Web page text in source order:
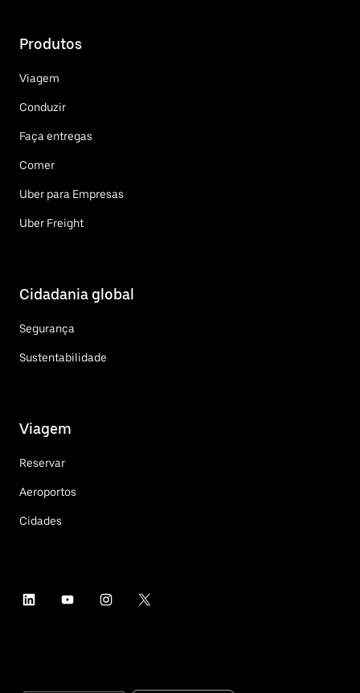
Produtos
Viagem
Conduzir
Faça entregas
Comer
Uber para Empresas
Uber Freight
Cidadania global
Segurança
Sustentabilidade
Viagem
Reservar
Aeroportos
Cidades